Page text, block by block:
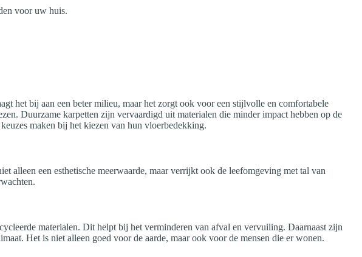
voor uw huis.
het bij aan een beter milieu, maar het zorgt ook voor een stijlvolle en comfortabele
Duurzame karpetten zijn vervaardigd uit materialen die minder impact hebben op de
maken bij het kiezen van hun vloerbedekking.
een esthetische meerwaarde, maar verrijkt ook de leefomgeving met tal van
materialen. Dit helpt bij het verminderen van afval en vervuiling. Daarnaast zijn
Het is niet alleen goed voor de aarde, maar ook voor de mensen die er wonen.